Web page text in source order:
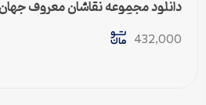
هنرمند بزرگ
432,000